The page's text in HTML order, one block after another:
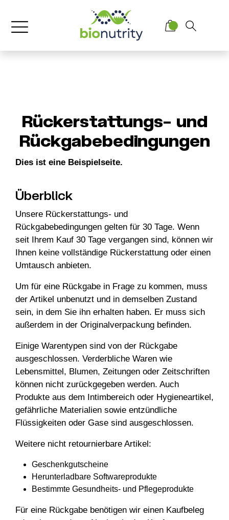
Rückerstattungs- und
Rückgabebedingungen
Dies ist eine Beispielseite.
Überblick
Unsere Rückerstattungs- und
Rückgabebedingungen gelten für 30 Tage. Wenn
seit Ihrem Kauf 30 Tage vergangen sind, können wir
Ihnen keine vollständige Rückerstattung oder einen
Umtausch anbieten.
Um für eine Rückgabe in Frage zu kommen, muss
der Artikel unbenutzt und in demselben Zustand
sein, in dem Sie ihn erhalten haben. Er muss sich
außerdem in der Originalverpackung befinden.
Einige Warentypen sind von der Rückgabe
ausgeschlossen. Verderbliche Waren wie
Lebensmittel, Blumen, Zeitungen oder Zeitschriften
können nicht zurückgegeben werden. Auch
Produkte aus dem Intimbereich oder Hygieneartikel,
gefährliche Materialien sowie entzündliche
Flüssigkeiten oder Gase sind ausgeschlossen.
Weitere nicht retournierbare Artikel:
Geschenkgutscheine
Herunterladbare Softwareprodukte
Bestimmte Gesundheits- und Pflegeprodukte
Für eine Rückgabe benötigen wir einen Kaufbeleg